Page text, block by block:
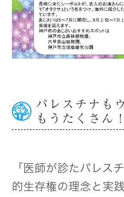
パレスチナも
もうたくさん！
「医師が診たパレス
的生存権の理念と実